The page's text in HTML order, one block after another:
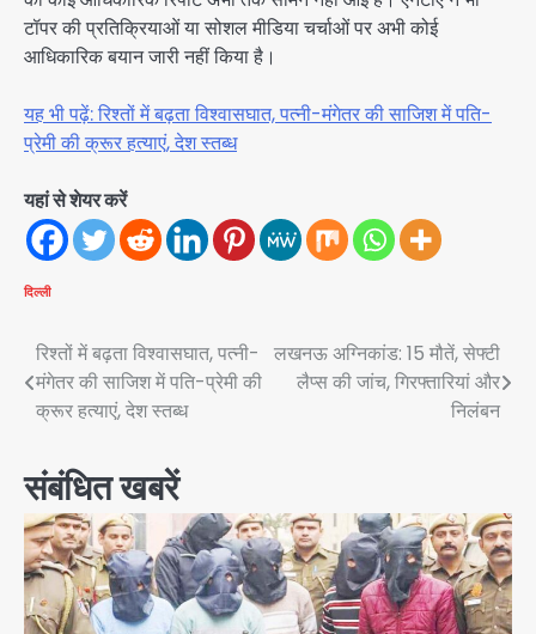
टॉपर की प्रतिक्रियाओं या सोशल मीडिया चर्चाओं पर अभी कोई
आधिकारिक बयान जारी नहीं किया है।
यह भी पढ़ें: रिश्तों में बढ़ता विश्वासघात, पत्नी-मंगेतर की साजिश में पति-
प्रेमी की क्रूर हत्याएं, देश स्तब्ध
यहां से शेयर करें
दिल्ली
Post
navigation
रिश्तों में बढ़ता विश्वासघात, पत्नी-
मंगेतर की साजिश में पति-प्रेमी की
क्रूर हत्याएं, देश स्तब्ध
लखनऊ अग्निकांड: 15 मौतें, सेफ्टी
लैप्स की जांच, गिरफ्तारियां और
निलंबन
संबंधित खबरें